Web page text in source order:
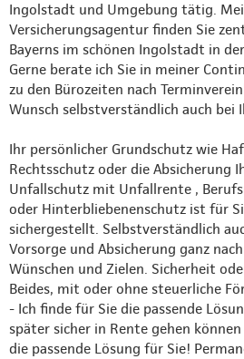
Ingolstadt und Umgebung tätig.
Versicherungsagentur finden Sie
Bayerns im schönen Ingolstadt in
Gerne berate ich Sie in meiner
zu den Bürozeiten nach
Wunsch selbstverständlich auch bei
Ihr persönlicher Grundschutz wie
Rechtsschutz oder die Absicherung
Unfallschutz mit Unfallrente ,
oder Hinterbliebenenschutz ist für
sichergestellt. Selbstverständlich
Vorsorge und Absicherung ganz
Wünschen und Zielen. Sicherheit
Beides, mit oder ohne steuerliche
- Ich finde für Sie die passende
später sicher in Rente gehen
die passende Lösung für Sie!